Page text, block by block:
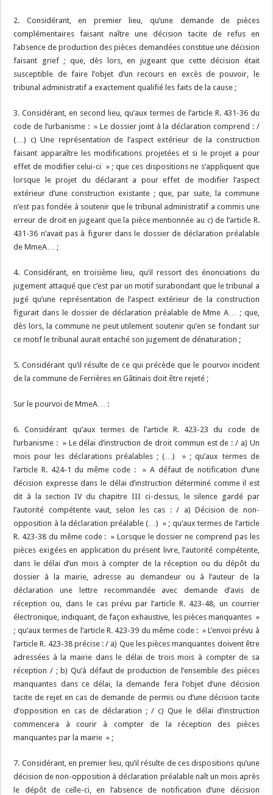
2. Considérant, en premier lieu, qu’une demande de pièces
complémentaires faisant naître une décision tacite de refus en
l’absence de production des pièces demandées constitue une décision
faisant grief ; que, dès lors, en jugeant que cette décision était
susceptible de faire l’objet d’un recours en excès de pouvoir, le
tribunal administratif a exactement qualifié les faits de la cause ;
3. Considérant, en second lieu, qu’aux termes de l’article R. 431-36 du
code de l’urbanisme : » Le dossier joint à la déclaration comprend : /
(…) c) Une représentation de l’aspect extérieur de la construction
faisant apparaître les modifications projetées et si le projet a pour
effet de modifier celui-ci » ; que ces dispositions ne s’appliquent que
lorsque le projet du déclarant a pour effet de modifier l’aspect
extérieur d’une construction existante ; que, par suite, la commune
n’est pas fondée à soutenir que le tribunal administratif a commis une
erreur de droit en jugeant que la pièce mentionnée au c) de l’article R.
431-36 n’avait pas à figurer dans le dossier de déclaration préalable
de MmeA… ;
4. Considérant, en troisième lieu, qu’il ressort des énonciations du
jugement attaqué que c’est par un motif surabondant que le tribunal a
jugé qu’une représentation de l’aspect extérieur de la construction
figurait dans le dossier de déclaration préalable de Mme A… ; que,
dès lors, la commune ne peut utilement soutenir qu’en se fondant sur
ce motif le tribunal aurait entaché son jugement de dénaturation ;
5. Considérant qu’il résulte de ce qui précède que le pourvoi incident
de la commune de Ferrières en Gâtinais doit être rejeté ;
Sur le pourvoi de MmeA… :
6. Considérant qu’aux termes de l’article R. 423-23 du code de
l’urbanisme : » Le délai d’instruction de droit commun est de : / a) Un
mois pour les déclarations préalables ; (…) » ; qu’aux termes de
l’article R. 424-1 du même code : » A défaut de notification d’une
décision expresse dans le délai d’instruction déterminé comme il est
dit à la section IV du chapitre III ci-dessus, le silence gardé par
l’autorité compétente vaut, selon les cas : / a) Décision de non-
opposition à la déclaration préalable (…) » ; qu’aux termes de l’article
R. 423-38 du même code : » Lorsque le dossier ne comprend pas les
pièces exigées en application du présent livre, l’autorité compétente,
dans le délai d’un mois à compter de la réception ou du dépôt du
dossier à la mairie, adresse au demandeur ou à l’auteur de la
déclaration une lettre recommandée avec demande d’avis de
réception ou, dans le cas prévu par l’article R. 423-48, un courrier
électronique, indiquant, de façon exhaustive, les pièces manquantes »
; qu’aux termes de l’article R. 423-39 du même code : » L’envoi prévu à
l’article R. 423-38 précise : / a) Que les pièces manquantes doivent être
adressées à la mairie dans le délai de trois mois à compter de sa
réception / ; b) Qu’à défaut de production de l’ensemble des pièces
manquantes dans ce délai, la demande fera l’objet d’une décision
tacite de rejet en cas de demande de permis ou d’une décision tacite
d’opposition en cas de déclaration ; / c) Que le délai d’instruction
commencera à courir à compter de la réception des pièces
manquantes par la mairie » ;
7. Considérant, en premier lieu, qu’il résulte de ces dispositions qu’une
décision de non-opposition à déclaration préalable naît un mois après
le dépôt de celle-ci, en l’absence de notification d’une décision